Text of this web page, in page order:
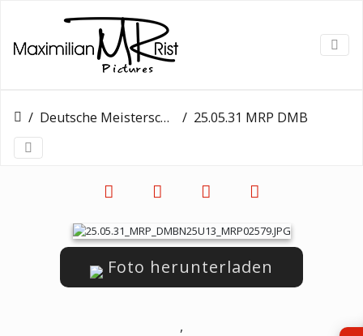
Deutsche Meisterschaften U13 25.05.31 MRP DMBN25U13 MRP02579
Foto herunterladen
,